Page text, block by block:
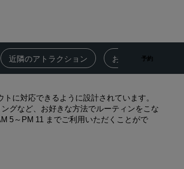
出張者
市内中心部にあるホテル
Radisson Rewards
プログラムを見つける
近隣のアトラクション お問い合わせ先
予約
に対応できるように設計されています。
グなど、お好きな方法でルーティンをこな
5～PM 11 までご利用いただくことがで